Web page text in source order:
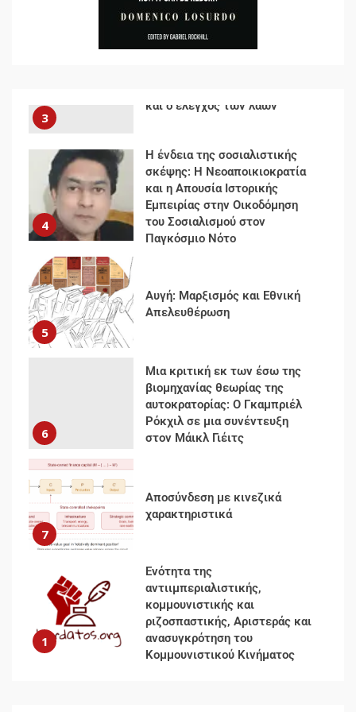
Ρεύματος
3
και ο έλεγχος των λαών
4
Η ένδεια της σοσιαλιστικής
σκέψης: Η Νεοαποικιοκρατία
και η Απουσία Ιστορικής
Εμπειρίας στην Οικοδόμηση
του Σοσιαλισμού στον
Παγκόσμιο Νότο
5
Αυγή: Μαρξισμός και Εθνική
Απελευθέρωση
6
Μια κριτική εκ των έσω της
βιομηχανίας θεωρίας της
αυτοκρατορίας: Ο Γκαμπριέλ
Ρόκχιλ σε μια συνέντευξη
στον Μάικλ Γιέιτς
7
Αποσύνδεση με κινεζικά
χαρακτηριστικά
1
Ενότητα της
αντιιμπεριαλιστικής,
κομμουνιστικής και
ριζοσπαστικής, Αριστεράς και
ανασυγκρότηση του
Κομμουνιστικού Κινήματος